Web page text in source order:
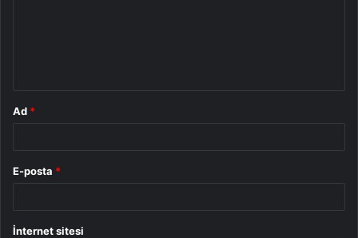
Ad *
E-posta *
İnternet sitesi